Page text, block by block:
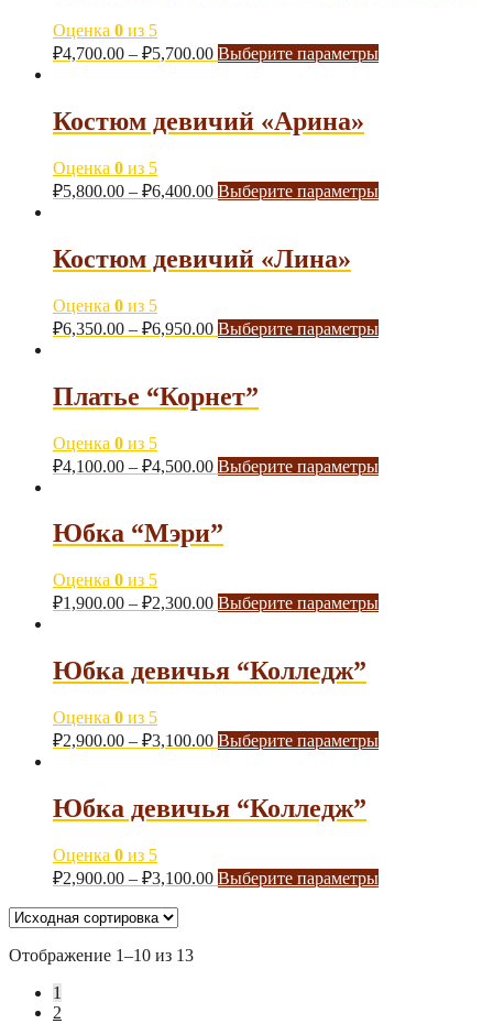
Оценка 0 из 5
₽4,700.00 – ₽5,700.00 Выберите параметры
Костюм девичий «Арина»
Оценка 0 из 5
₽5,800.00 – ₽6,400.00 Выберите параметры
Костюм девичий «Лина»
Оценка 0 из 5
₽6,350.00 – ₽6,950.00 Выберите параметры
Платье “Корнет”
Оценка 0 из 5
₽4,100.00 – ₽4,500.00 Выберите параметры
Юбка “Мэри”
Оценка 0 из 5
₽1,900.00 – ₽2,300.00 Выберите параметры
Юбка девичья “Колледж”
Оценка 0 из 5
₽2,900.00 – ₽3,100.00 Выберите параметры
Юбка девичья “Колледж”
Оценка 0 из 5
₽2,900.00 – ₽3,100.00 Выберите параметры
Отображение 1–10 из 13
1
2